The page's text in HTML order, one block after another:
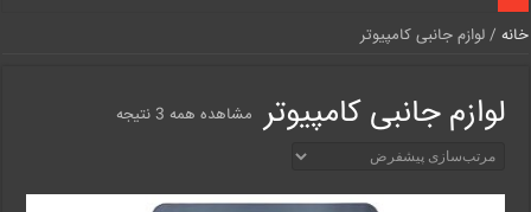
خانه / لوازم جانبی کامپیوتر
لوازم جانبی کامپیوتر مشاهده همه 3 نتیجه